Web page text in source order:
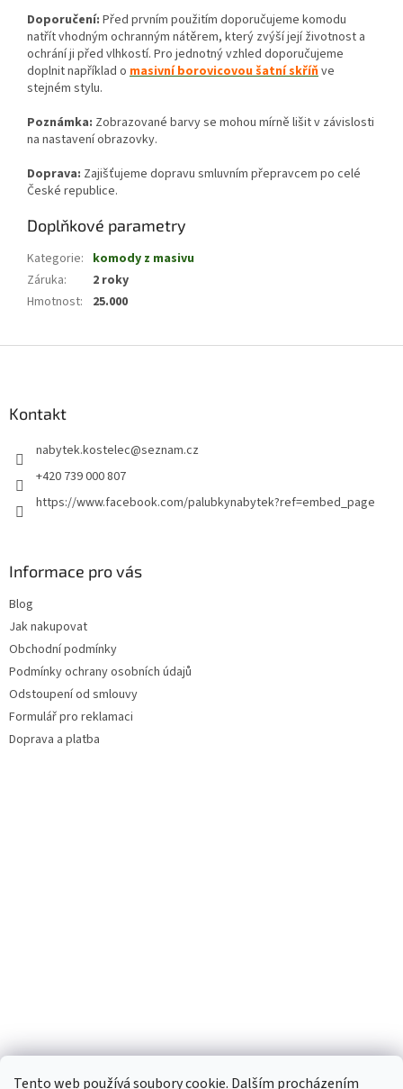
Tento web používá soubory cookie. Dalším procházením
Doporučení: Před prvním použitím doporučujeme komodu
natřít vhodným ochranným nátěrem, který zvýší její životnost a
ochrání ji před vlhkostí. Pro jednotný vzhled doporučujeme
doplnit například o masivní borovicovou šatní skříňve
stejném stylu.
Poznámka: Zobrazované barvy se mohou mírně lišit v závislosti
na nastavení obrazovky.
Doprava: Zajišťujeme dopravu smluvním přepravcem po celé
České republice.
Doplňkové parametry
Kategorie: komody z masivu
Záruka:
2 roky
Hmotnost: 25.000
Kontakt
nabytek.kostelec@seznam.cz
+420 739 000 807
https://www.facebook.com/palubkynabytek?ref=embed_page
Informace pro vás
Blog
Jak nakupovat
Obchodní podmínky
Podmínky ochrany osobních údajů
Odstoupení od smlouvy
Formulář pro reklamaci
Doprava a platba
Facebook